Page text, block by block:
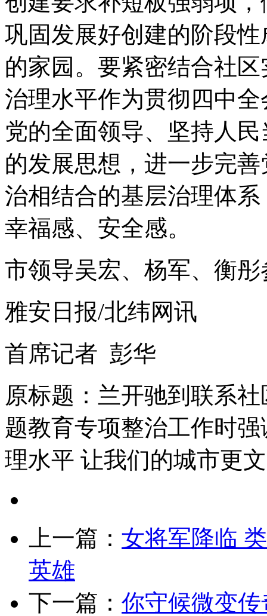
巩固发展好创建的阶段
的家园。要紧密结合社
治理水平作为贯彻四中
党的全面领导、坚持人
的发展思想，进一步完
治相结合的基层治理体
幸福感、安全感。
市领导吴宏、杨军、衡
雅安日报/北纬网讯
首席记者 彭华
原标题：兰开驰到联系
题教育专项整治工作时
理水平 让我们的城市更
上一篇： 女将军降临
英雄
下一篇： 你守候微变